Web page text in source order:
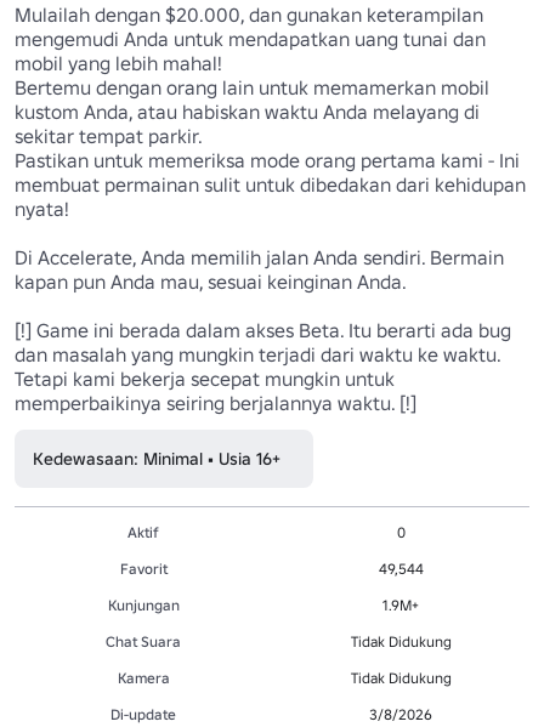
Mulailah dengan $20.000, dan gunakan keterampilan
mengemudi Anda untuk mendapatkan uang tunai dan
mobil yang lebih mahal!
Bertemu dengan orang lain untuk memamerkan mobil
kustom Anda, atau habiskan waktu Anda melayang di
sekitar tempat parkir.
Pastikan untuk memeriksa mode orang pertama kami - Ini
membuat permainan sulit untuk dibedakan dari kehidupan
nyata!
Di Accelerate, Anda memilih jalan Anda sendiri. Bermain
kapan pun Anda mau, sesuai keinginan Anda.
[!] Game ini berada dalam akses Beta. Itu berarti ada bug
dan masalah yang mungkin terjadi dari waktu ke waktu.
Tetapi kami bekerja secepat mungkin untuk
memperbaikinya seiring berjalannya waktu. [!]
Kedewasaan: Minimal • Usia 16+
Aktif
0
Favorit
49,544
Kunjungan
1.9M+
Chat Suara
Tidak Didukung
Kamera
Tidak Didukung
Di-update
3/8/2026